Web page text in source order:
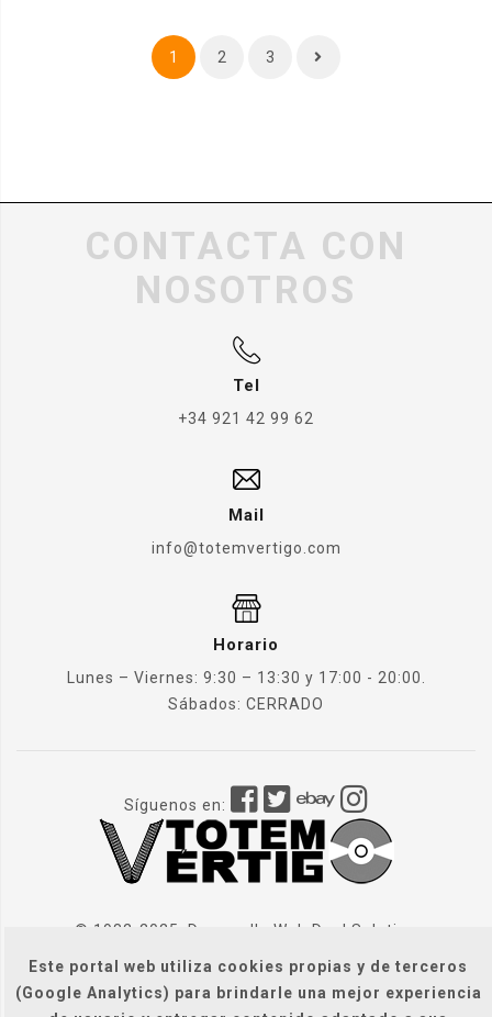
Este portal web utiliza cookies propias y de terceros
(Google Analytics) para brindarle una mejor experiencia
1 2 3
CONTACTA CON
NOSOTROS
Tel
+34 921 42 99 62
Mail
info@totemvertigo.com
Horario
Lunes – Viernes: 9:30 – 13:30 y 17:00 - 20:00.
Sábados: CERRADO
Síguenos en:
© 1982-2025. Desarrollo Web Dual Solution